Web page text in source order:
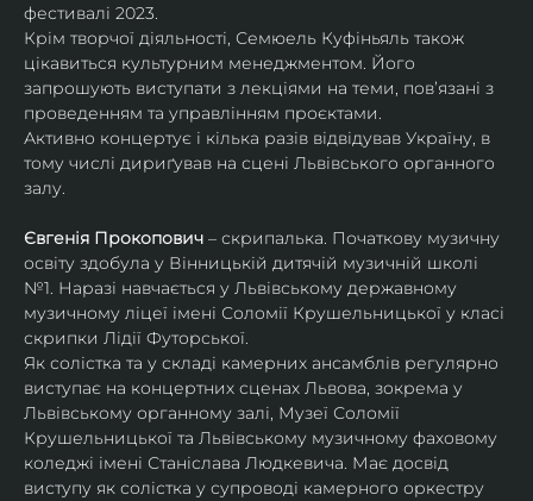
фестивалі 2023.
Крім творчої діяльності, Семюель Куфіньяль також
цікавиться культурним менеджментом. Його
запрошують виступати з лекціями на теми, пов’язані з
проведенням та управлінням проєктами.
Активно концертує і кілька разів відвідував Україну, в
тому числі дириґував на сцені Львівського органного
залу.
Євгенія Прокопович – скрипалька. Початкову музичну
освіту здобула у Вінницькій дитячій музичній школі
№1. Наразі навчається у Львівському державному
музичному ліцеї імені Соломії Крушельницької у класі
скрипки Лідії Футорської.
Як солістка та у складі камерних ансамблів регулярно
виступає на концертних сценах Львова, зокрема у
Львівському органному залі, Музеї Соломії
Крушельницької та Львівському музичному фаховому
коледжі імені Станіслава Людкевича. Має досвід
виступу як солістка у супроводі камерного оркестру